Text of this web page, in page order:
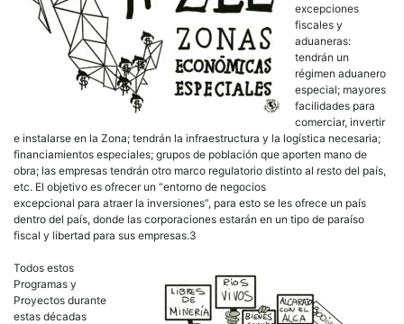
excepciones
fiscales y
aduaneras:
tendrán un
régimen aduanero
especial; mayores
facilidades para
comerciar, invertir
e instalarse en la Zona; tendrán la infraestructura y la logística necesaria;
financiamientos especiales; grupos de población que aporten mano de
obra; las empresas tendrán otro marco regulatorio distinto al resto del país,
etc. El objetivo es ofrecer un “entorno de negocios
excepcional para atraer la inversiones”, para esto se les ofrece un país
dentro del país, donde las corporaciones estarán en un tipo de paraíso
fiscal y libertad para sus empresas.3
Todos estos
Programas y
Proyectos durante
estas décadas